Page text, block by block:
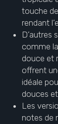
touche
rendant
D’autres
comme
douce et
offrent
idéale
douces
Les
notes de